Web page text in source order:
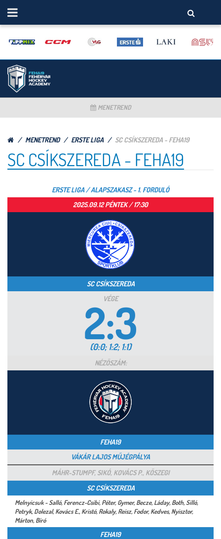
MENETREND
MENETREND ERSTE LIGA SC CSÍKSZEREDA - FEHA19
SC CSÍKSZEREDA - FEHA19
ERSTE LIGA / ALAPSZAKASZ - 1. FORDULÓ
2025.09.12 PÉNTEK / 17:30
SC CSÍKSZEREDA
VÉGE
2:3
(0:0; 1:2; 1:1)
NÉZŐSZÁM:
FEHA19
VÁKÁR LAJOS MŰJÉGPÁLYA
MÁHR-STUMPF, SIKÓ, KOVÁCS P., KŐSZEGI
SC CSÍKSZEREDA
Melnyicsuk - Salló, Ferencz-Csibi, Péter, Gymer, Becze, Láday, Both, Silló,
Petryk, Dolezal, Kovács E., Kristó, Rokaly, Reisz, Fodor, Kedves, Nyisztor,
Márton, Bíró
FEHA19